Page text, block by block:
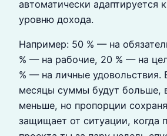
автоматически адаптируется
уровню дохода.
Например: 50 % — на
% — на рабочие, 20 % — на
% — на личные удовольствия.
месяцы суммы будут больше,
меньше, но пропорции
защищает от ситуации, когда